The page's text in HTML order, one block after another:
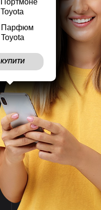
Toyota
Парфюм
Toyota
КУПИТИ
Наш магазин
Враховуємо
клієнтів
Швидко
замовлення
Великий
товарів